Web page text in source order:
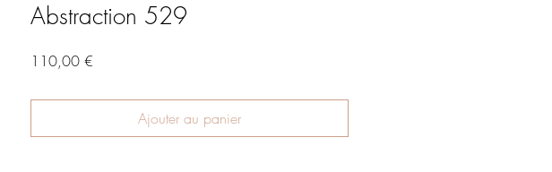
Abstraction 529
110,00 €
Ajouter au panier